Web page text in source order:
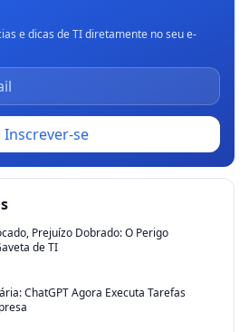
e dicas de TI diretamente no seu e-
Inscrever-se
Prejuízo Dobrado: O Perigo
de TI
ChatGPT Agora Executa Tarefas